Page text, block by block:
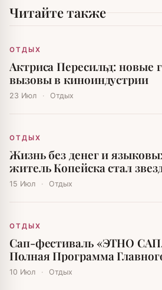
Читайте также
ОТДЫХ
Актриса Пересильд: новые
вызовы в киноиндустрии
23 Июл · Отдых
ОТДЫХ
Жизнь без денег и
житель Копейска стал
мира
15 Июл · Отдых
ОТДЫХ
Сап-фестиваль «ЭТНО
Полная Программа
Праздника Лета
10 Июл · Отдых